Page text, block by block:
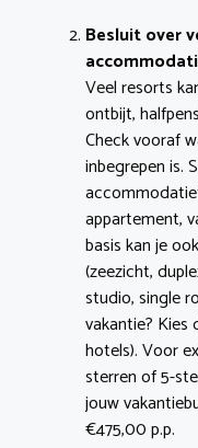
Besluit over
Veel resorts
ontbijt,
Check vooraf
inbegrepen is.
appartement,
basis kan je
(zeezicht,
studio, single
vakantie?
hotels). Voor
sterren of 5-
jouw
€475,00 p.p.